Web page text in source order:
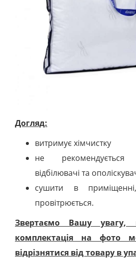
Догляд:
витримує хімчистку
не рекомендується
відбілювачі та
сушити в
провітрюється.
Звертаємо Вашу
комплектація на фото
відрізнятися від товару в